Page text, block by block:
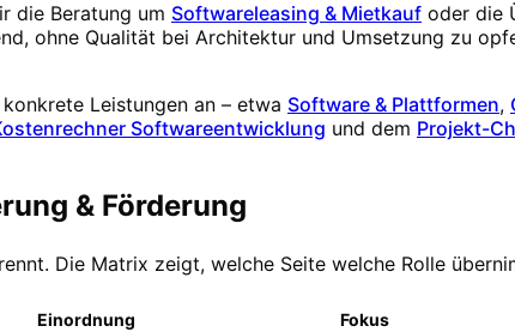
die Beratung um Softwareleasing & Mietkauf oder die
ohne Qualität bei Architektur und Umsetzung zu
Leistungen an – etwa Software & Plattformen,
Softwareentwicklung und dem Projekt-
& Förderung
Die Matrix zeigt, welche Seite welche Rolle
Einordnung Fokus